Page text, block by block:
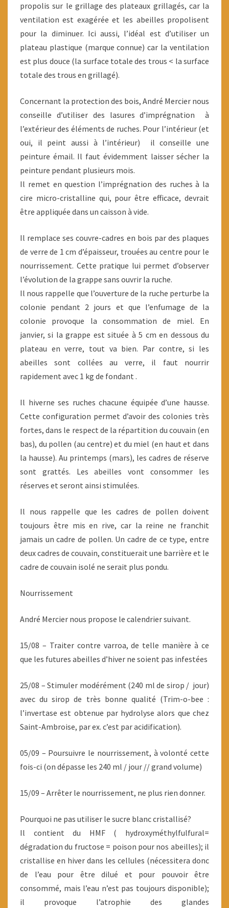
propolis sur le grillage des plateaux grillagés, car la
ventilation est exagérée et les abeilles propolisent
pour la diminuer. Ici aussi, l’idéal est d’utiliser un
plateau plastique (marque connue) car la ventilation
est plus douce (la surface totale des trous < la surface
totale des trous en grillagé).
Concernant la protection des bois, André Mercier nous
conseille d’utiliser des lasures d’imprégnation à
l’extérieur des éléments de ruches. Pour l’intérieur (et
oui, il peint aussi à l’intérieur) il conseille une
peinture émail. Il faut évidemment laisser sécher la
peinture pendant plusieurs mois.
Il remet en question l’imprégnation des ruches à la
cire micro-cristalline qui, pour être efficace, devrait
être appliquée dans un caisson à vide.
Il remplace ses couvre-cadres en bois par des plaques
de verre de 1 cm d’épaisseur, trouées au centre pour le
nourrissement. Cette pratique lui permet d’observer
l’évolution de la grappe sans ouvrir la ruche.
Il nous rappelle que l’ouverture de la ruche perturbe la
colonie pendant 2 jours et que l’enfumage de la
colonie provoque la consommation de miel. En
janvier, si la grappe est située à 5 cm en dessous du
plateau en verre, tout va bien. Par contre, si les
abeilles sont collées au verre, il faut nourrir
rapidement avec 1 kg de fondant .
Il hiverne ses ruches chacune équipée d’une hausse.
Cette configuration permet d’avoir des colonies très
fortes, dans le respect de la répartition du couvain (en
bas), du pollen (au centre) et du miel (en haut et dans
la hausse). Au printemps (mars), les cadres de réserve
sont grattés. Les abeilles vont consommer les
réserves et seront ainsi stimulées.
Il nous rappelle que les cadres de pollen doivent
toujours être mis en rive, car la reine ne franchit
jamais un cadre de pollen. Un cadre de ce type, entre
deux cadres de couvain, constituerait une barrière et le
cadre de couvain isolé ne serait plus pondu.
Nourrissement
André Mercier nous propose le calendrier suivant.
15/08 – Traiter contre varroa, de telle manière à ce
que les futures abeilles d’hiver ne soient pas infestées
25/08 – Stimuler modérément (240 ml de sirop / jour)
avec du sirop de très bonne qualité (Trim-o-bee :
l’invertase est obtenue par hydrolyse alors que chez
Saint-Ambroise, par ex. c’est par acidification).
05/09 – Poursuivre le nourrissement, à volonté cette
fois-ci (on dépasse les 240 ml / jour // grand volume)
15/09 – Arrêter le nourrissement, ne plus rien donner.
Pourquoi ne pas utiliser le sucre blanc cristallisé?
Il contient du HMF ( hydroxyméthylfulfural=
dégradation du fructose = poison pour nos abeilles); il
cristallise en hiver dans les cellules (nécessitera donc
de l’eau pour être dilué et pour pouvoir être
consommé, mais l’eau n’est pas toujours disponible);
il provoque l’atrophie des glandes